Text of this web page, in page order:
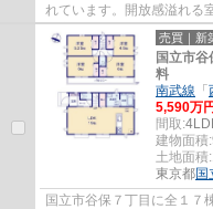
れています。開放感溢れる
川市での住まい探しは、地
売買｜新
国立市
料
南武線 「
5,590万円
間取:
建物面積:
土地面積:
東京都国
国立市谷保７丁目に全１７